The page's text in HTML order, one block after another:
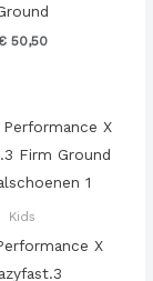
50,50
Kids
X